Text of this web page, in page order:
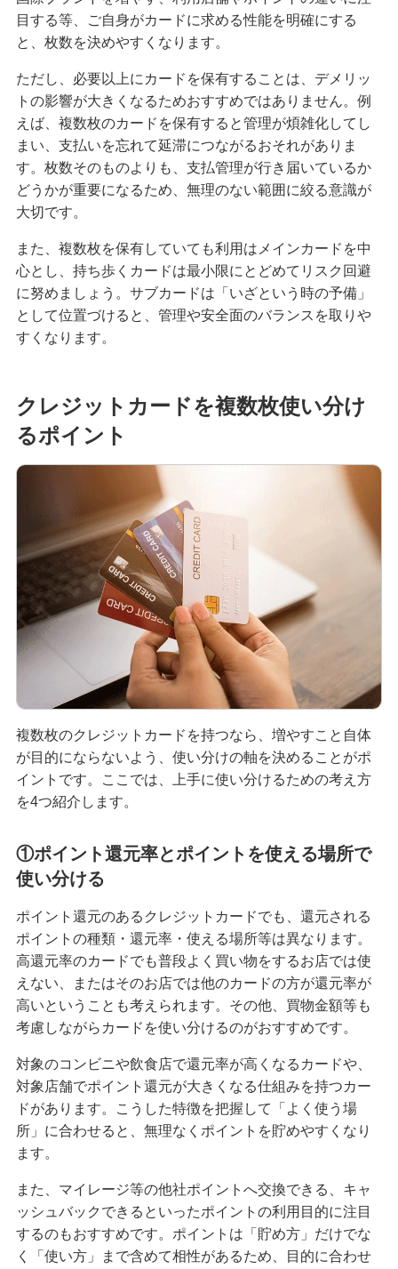
目する等、ご自身がカードに求める性能を明確にする
と、枚数を決めやすくなります。
ただし、必要以上にカードを保有することは、デメリッ
トの影響が大きくなるためおすすめではありません。例
えば、複数枚のカードを保有すると管理が煩雑化してし
まい、支払いを忘れて延滞につながるおそれがありま
す。枚数そのものよりも、支払管理が行き届いているか
どうかが重要になるため、無理のない範囲に絞る意識が
大切です。
また、複数枚を保有していても利用はメインカードを中
心とし、持ち歩くカードは最小限にとどめてリスク回避
に努めましょう。サブカードは「いざという時の予備」
として位置づけると、管理や安全面のバランスを取りや
すくなります。
クレジットカードを複数枚使い分け
るポイント
複数枚のクレジットカードを持つなら、増やすこと自体
が目的にならないよう、使い分けの軸を決めることがポ
イントです。ここでは、上手に使い分けるための考え方
を4つ紹介します。
①ポイント還元率とポイントを使える場所で
使い分ける
ポイント還元のあるクレジットカードでも、還元される
ポイントの種類・還元率・使える場所等は異なります。
高還元率のカードでも普段よく買い物をするお店では使
えない、またはそのお店では他のカードの方が還元率が
高いということも考えられます。その他、買物金額等も
考慮しながらカードを使い分けるのがおすすめです。
対象のコンビニや飲食店で還元率が高くなるカードや、
対象店舗でポイント還元が大きくなる仕組みを持つカー
ドがあります。こうした特徴を把握して「よく使う場
所」に合わせると、無理なくポイントを貯めやすくなり
ます。
また、マイレージ等の他社ポイントへ交換できる、キャ
ッシュバックできるといったポイントの利用目的に注目
するのもおすすめです。ポイントは「貯め方」だけでな
く「使い方」まで含めて相性があるため、目的に合わせ